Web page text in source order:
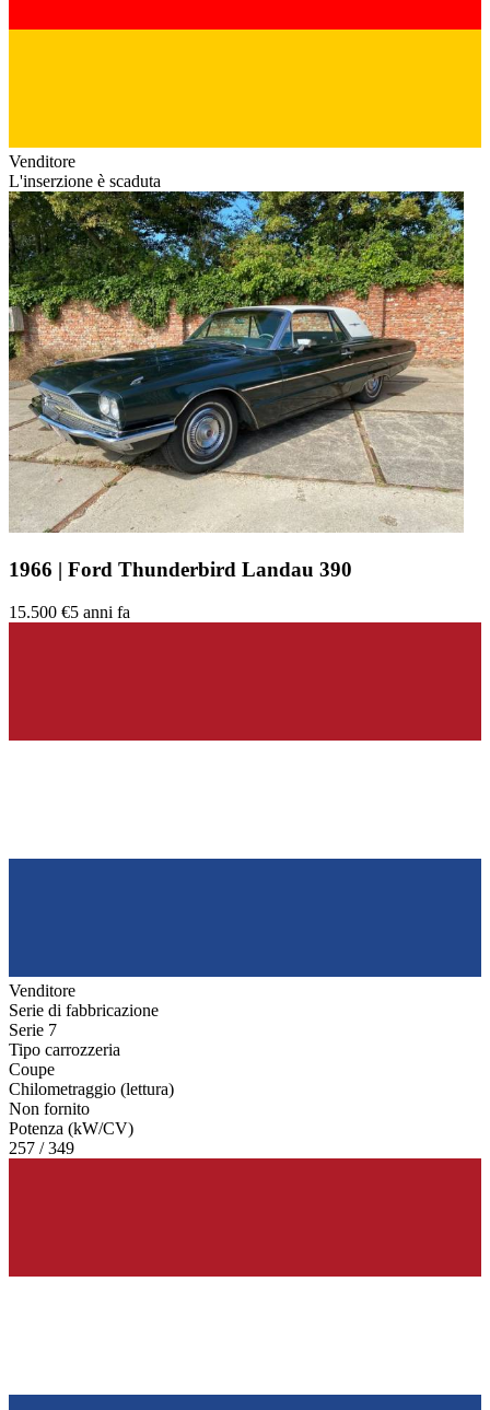
Venditore
L'inserzione è scaduta
1966 | Ford Thunderbird Landau 390
15.500 €5 anni fa
Venditore
Serie di fabbricazione
Serie 7
Tipo carrozzeria
Coupe
Chilometraggio (lettura)
Non fornito
Potenza (kW/CV)
257 / 349